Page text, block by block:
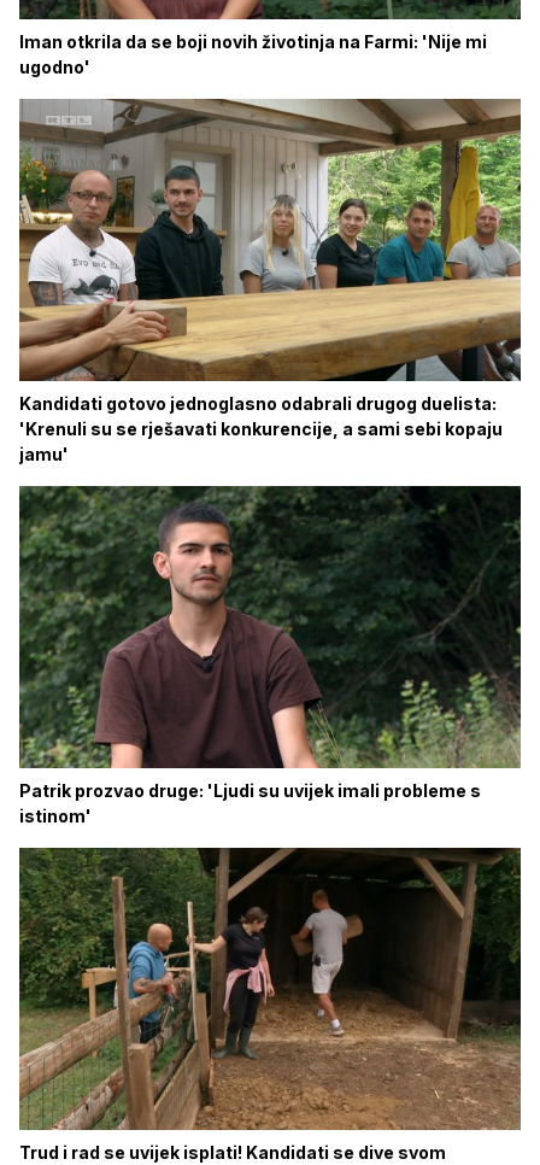
Iman otkrila da se boji novih životinja na Farmi: 'Nije mi
ugodno'
Kandidati gotovo jednoglasno odabrali drugog duelista:
'Krenuli su se rješavati konkurencije, a sami sebi kopaju
jamu'
Patrik prozvao druge: 'Ljudi su uvijek imali probleme s
istinom'
Trud i rad se uvijek isplati! Kandidati se dive svom